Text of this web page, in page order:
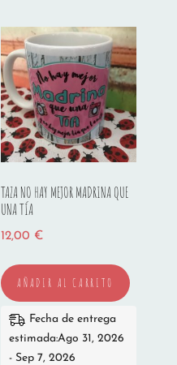
TAZA NO HAY MEJOR MADRINA QUE
UNA TÍA
12,00 €
AÑADIR AL CARRITO
Fecha de entrega
estimada:Ago 31, 2026
- Sep 7, 2026